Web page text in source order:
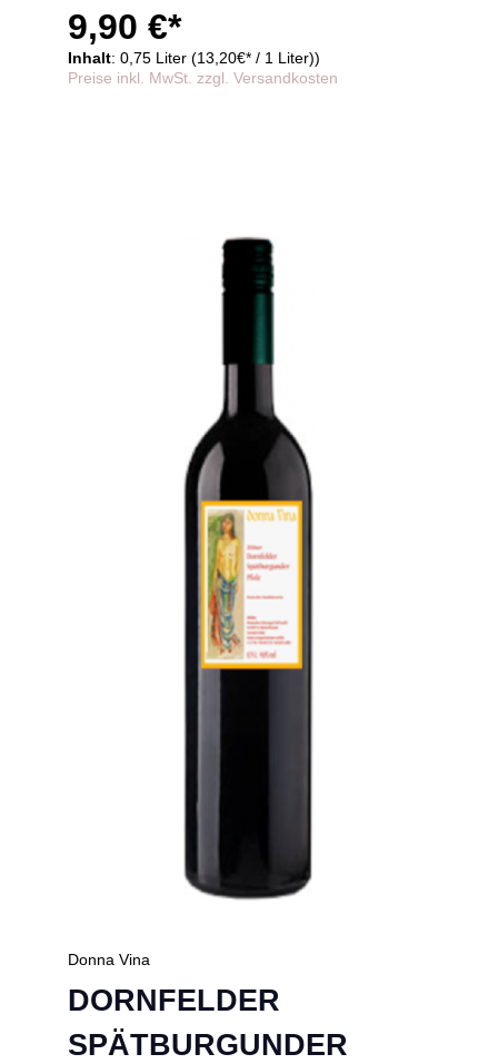
9,90 €*
Inhalt: 0,75 Liter (13,20€* / 1 Liter))
Preise inkl. MwSt. zzgl. Versandkosten
Donna Vina
DORNFELDER
SPÄTBURGUNDER